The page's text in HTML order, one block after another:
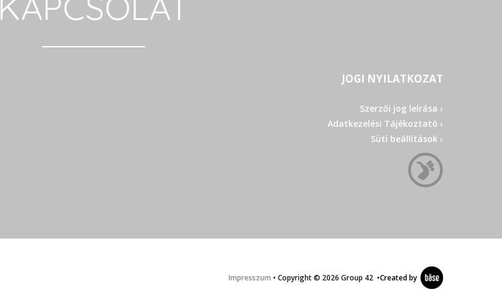
JOGI NYILATKOZAT
Szerzői jog leírása ›
Adatkezelési Tájékoztató ›
Süti beállítások ›
Impresszum • Copyright © 2026 Group 42 •Created by